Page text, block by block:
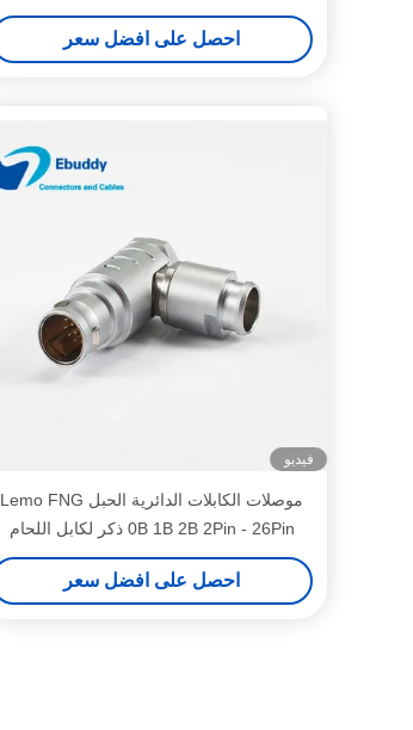
احصل على افضل سعر
فيديو
موصلات الكابلات الدائرية الحبل Lemo FNG
0B 1B 2B 2Pin - 26Pin ذكر لكابل اللحام
احصل على افضل سعر